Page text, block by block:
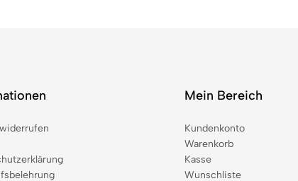
Mein Bereich
Kundenkonto
Warenkorb
Kasse
Wunschliste